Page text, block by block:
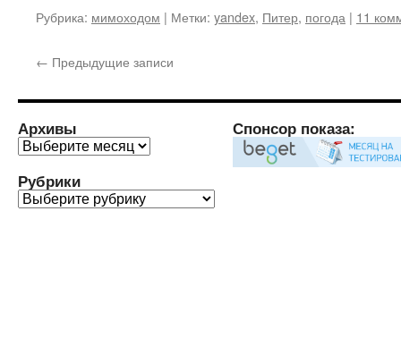
Рубрика: мимоходом | Метки: yandex, Питер, погода | 11
← Предыдущие записи
Архивы
Архивы
Рубрики
Рубрики
Спонсор показа: